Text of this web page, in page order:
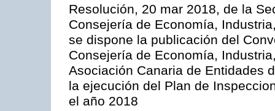
Resolución, 20 mar 2018, de la
Consejería de Economía,
se dispone la publicación del
Consejería de Economía,
Asociación Canaria de Entidades
la ejecución del Plan de
el año 2018